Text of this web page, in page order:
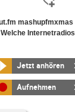
mashupfmxmas
Internetradios
Jetzt anhören
Aufnehmen